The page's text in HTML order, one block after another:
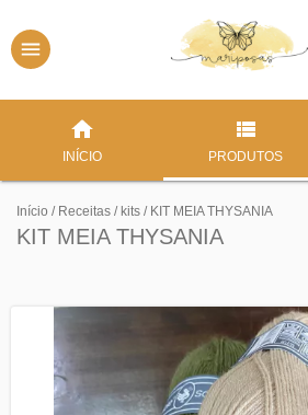
INÍCIO PRODUTOS
Início / Receitas / kits / KIT MEIA THYSANIA
KIT MEIA THYSANIA